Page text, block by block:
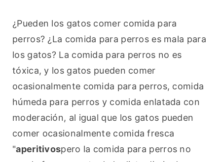
¿Pueden los gatos comer comida para
perros? ¿La comida para perros es mala para
los gatos? La comida para perros no es
tóxica, y los gatos pueden comer
ocasionalmente comida para perros, comida
húmeda para perros y comida enlatada con
moderación, al igual que los gatos pueden
comer ocasionalmente comida fresca
"aperitivospero la comida para perros no